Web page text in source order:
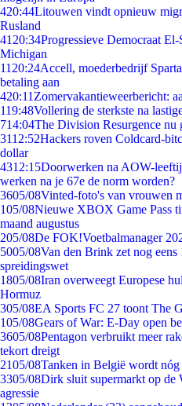
420:44Litouwen vindt opnieuw
Rusland
41 20:34Progressieve Democraat
Michigan
11 20:24Accell, moederbedrijf
betaling aan
420:11 Zomervakantieweerbericht:
119:48Vollering de sterkste na
714:04The Division Resurgence nu
3112:52Hackers roven Coldcard-
dollar
4312:15Doorwerken na AOW-
werken na je 67e de norm worden?
3605/08Vinted-foto's van vrouwen
105/08Nieuwe XBOX Game Pass
maand augustus
205/08De FOK!Voetbalmanager
5005/08Van den Brink zet nog eens
spreidingswet
1805/08Iran overweegt Europese
Hormuz
305/08EA Sports FC 27 toont The
105/08Gears of War: E-Day open
3605/08Pentagon verbruikt meer
tekort dreigt
2105/08Tanken in België wordt
3305/08Dirk sluit supermarkt op de
agressie